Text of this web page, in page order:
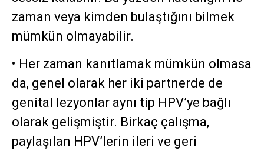
zaman veya kimden bulaştığını bilmek
mümkün olmayabilir.
• Her zaman kanıtlamak mümkün olmasa
da, genel olarak her iki partnerde de
genital lezyonlar aynı tip HPV’ye bağlı
olarak gelişmiştir. Birkaç çalışma,
paylaşılan HPV’lerin ileri ve geri